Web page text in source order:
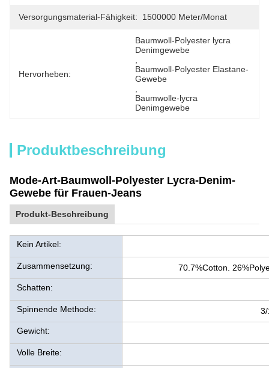
Versorgungsmaterial-Fähigkeit: 1500000 Meter/Monat
Hervorheben:
Baumwoll-Polyester lycra
Denimgewebe
Baumwoll-Polyester Elastane-
Gewebe
Baumwolle-lycra
Denimgewebe
Produktbeschreibung
Mode-Art-Baumwoll-Polyester Lycra-Denim-
Gewebe für Frauen-Jeans
Produkt-Beschreibung
Kein Artikel:
Zusammensetzung: 70.7%Cotton.
Schatten:
Spinnende Methode:
Gewicht:
Volle Breite: